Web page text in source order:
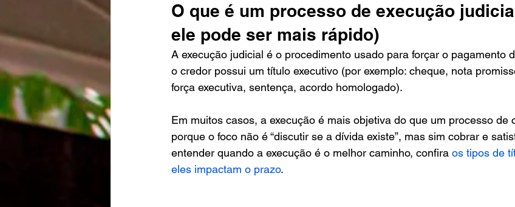
O que é um processo de execução
ele pode ser mais rápido)
A execução judicial é o procedimento usado para forçar o pagamento
o credor possui um título executivo (por exemplo: cheque, nota
força executiva, sentença, acordo homologado).
Em muitos casos, a execução é mais objetiva do que um processo de
porque o foco não é “discutir se a dívida existe”, mas sim cobrar e
entender quando a execução é o melhor caminho, confira os tipos de
eles impactam o prazo.